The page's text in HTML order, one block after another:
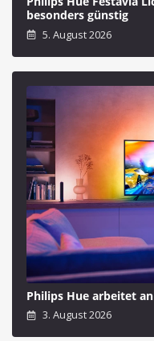
besonders günstig
5. August 2026
Philips Hue arbeitet
3. August 2026